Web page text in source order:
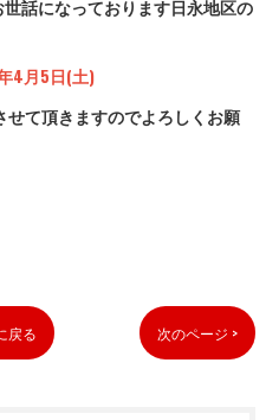
話になっております日永地区の
4月5日(土)
せて頂きますのでよろしくお願
戻る 次のページ >